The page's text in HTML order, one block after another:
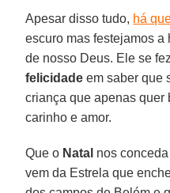
Apesar disso tudo, há
escuro mas festejamos
de nosso Deus. Ele se
felicidade em saber que
criança que apenas quer
carinho e amor.
Que o Natal nos
vem da Estrela que